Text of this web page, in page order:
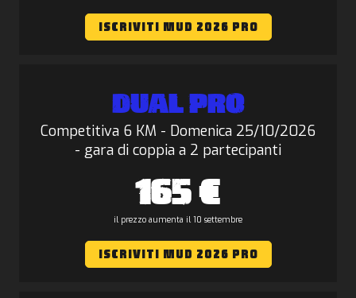
ISCRIVITI MUD 2026 PRO
DUAL PRO
Competitiva 6 KM - Domenica 25/10/2026
- gara di coppia a 2 partecipanti
165 €
il prezzo aumenta il 10 settembre
ISCRIVITI MUD 2026 PRO